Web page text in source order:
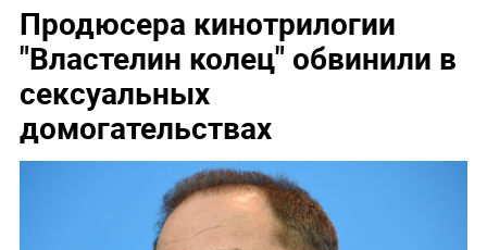
Продюсера кинотрилогии
"Властелин колец" обвинили в
сексуальных
домогательствах